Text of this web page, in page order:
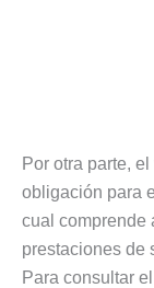
Por otra parte,
obligación para
cual comprende
prestaciones de
Para consultar